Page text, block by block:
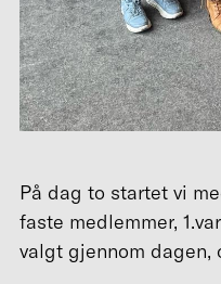
På dag to startet vi
faste medlemmer,
valgt gjennom dagen,